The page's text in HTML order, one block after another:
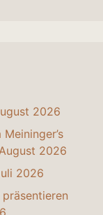
2026
2026
2026